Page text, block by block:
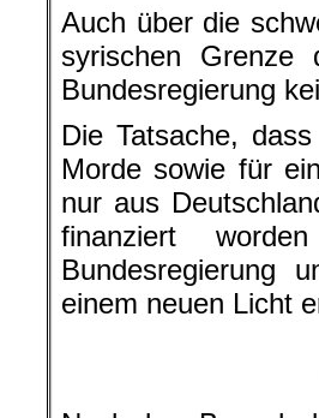
Auch über die
syrischen Grenze
Bundesregierung
Die Tatsache,
Morde sowie für
nur aus
finanziert
Bundesregierung
einem neuen Licht